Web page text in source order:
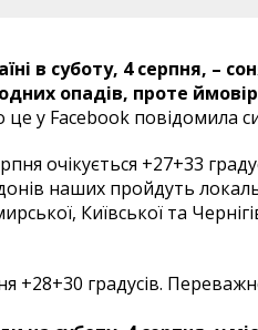
в суботу, 4 серпня, –
опадів, проте
це у Facebook повідомила
очікується +27+33
наших пройдуть
Київської та
+28+30 градусів.